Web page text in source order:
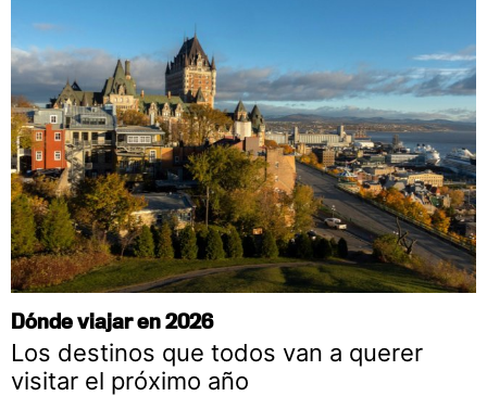
Dónde viajar en 2026
Los destinos que todos van a querer
visitar el próximo año